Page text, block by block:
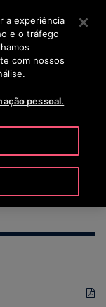
Principal
PESQUISAR
a experiência
e o tráfego
com nossos
pessoal.